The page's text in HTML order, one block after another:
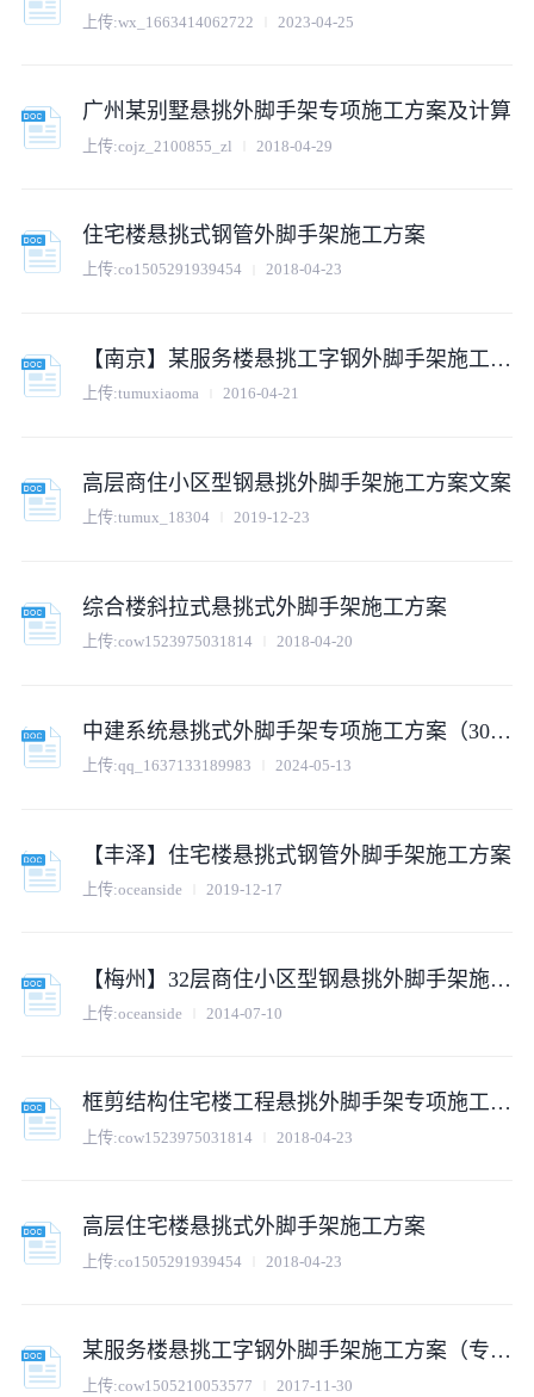
上传:wx_1663414062722 2023-04-25
广州某别墅悬挑外脚手架专项施工方案及计算
上传:cojz_2100855_zl 2018-04-29
住宅楼悬挑式钢管外脚手架施工方案
上传:co1505291939454 2018-04-23
【南京】某服务楼悬挑工字钢外脚手架施工方案
上传:tumuxiaoma 2016-04-21
高层商住小区型钢悬挑外脚手架施工方案文案
上传:tumux_18304 2019-12-23
综合楼斜拉式悬挑式外脚手架施工方案
上传:cow1523975031814 2018-04-20
中建系统悬挑式外脚手架专项施工方案（30P）
上传:qq_1637133189983 2024-05-13
【丰泽】住宅楼悬挑式钢管外脚手架施工方案
上传:oceanside 2019-12-17
【梅州】32层商住小区型钢悬挑外脚手架施工方案
上传:oceanside 2014-07-10
框剪结构住宅楼工程悬挑外脚手架专项施工方案
上传:cow1523975031814 2018-04-23
高层住宅楼悬挑式外脚手架施工方案
上传:co1505291939454 2018-04-23
某服务楼悬挑工字钢外脚手架施工方案（专家评审）
上传:cow1505210053577 2017-11-30